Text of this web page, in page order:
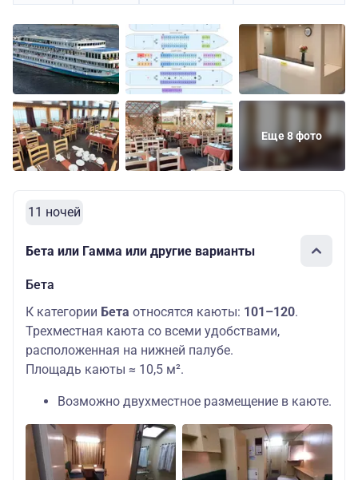
Еще 8 фото
11 ночей
Бета или Гамма или другие варианты
Бета
К категории Бета относятся каюты: 101–120.
Трехместная каюта со всеми удобствами,
расположенная на нижней палубе.
Площадь каюты ≈ 10,5 м².
Возможно двухместное размещение в каюте.